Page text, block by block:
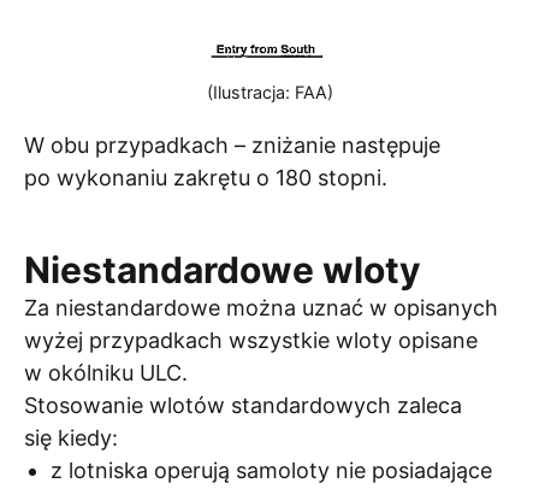
(Ilustracja: FAA)
W obu przypadkach – zniżanie następuje
po wykonaniu zakrętu o 180 stopni.
Niestandardowe wloty
Za niestandardowe można uznać w opisanych
wyżej przypadkach wszystkie wloty opisane
w okólniku ULC.
Stosowanie wlotów standardowych zaleca
się kiedy:
z lotniska operują samoloty nie posiadające